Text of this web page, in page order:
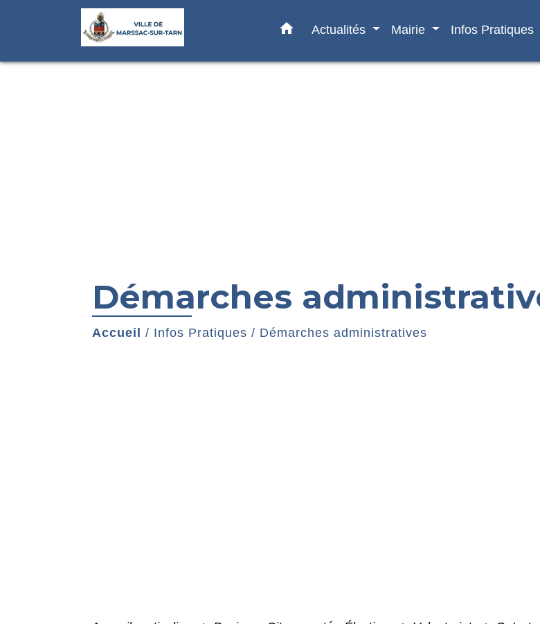
home Actualités Mairie Infos Pratiques
Démarches
Accueil / Infos Pratiques / Démarches administratives